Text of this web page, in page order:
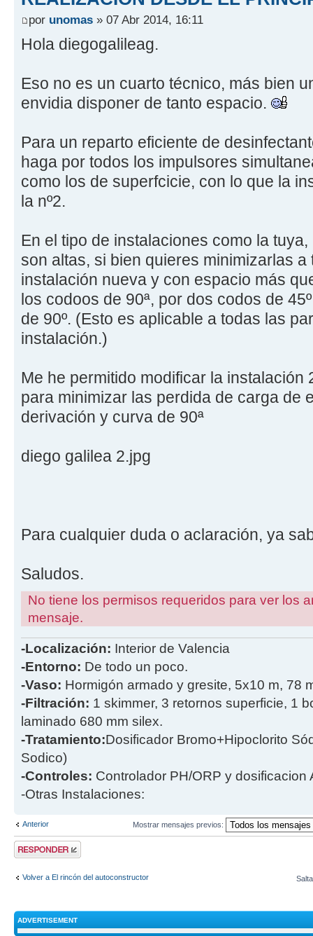
por unomas » 07 Abr 2014, 16:11
Hola diegogalileag.
Eso no es un cuarto técnico, más bien
envidia disponer de tanto espacio.
Para un reparto eficiente de
haga por todos los impulsores
como los de superfcicie, con lo que la
la nº2.
En el tipo de instalaciones como la
son altas, si bien quieres minimizarlas
instalación nueva y con espacio más
los codoos de 90ª, por dos codos de
de 90º. (Esto es aplicable a todas las
instalación.)
Me he permitido modificar la instalación
para minimizar las perdida de carga de
derivación y curva de 90ª
diego galilea 2.jpg
Para cualquier duda o aclaración, ya
Saludos.
No tiene los permisos requeridos para ver los
mensaje.
-Localización: Interior de Valencia
-Entorno: De todo un poco.
-Vaso: Hormigón armado y gresite, 5x10 m, 78
-Filtración: 1 skimmer, 3 retornos superficie, 1
laminado 680 mm silex.
-Tratamiento:Dosificador Bromo+Hipoclorito
Sodico)
-Controles: Controlador PH/ORP y dosificacion
-Otras Instalaciones:
Anterior Mostrar mensajes previos:
Publicar una
respuesta
Volver a El rincón del autoconstructor
ADVERTISEMENT